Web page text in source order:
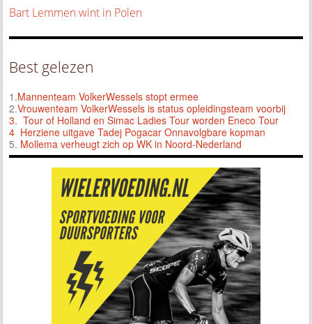
Bart Lemmen wint in Polen
Best gelezen
1.Mannenteam VolkerWessels stopt ermee
2.Vrouwenteam VolkerWessels is status opleidingsteam voorbij
3. Tour of Holland en Simac Ladies Tour worden Eneco Tour
4 Herziene uitgave Tadej Pogacar Onnavolgbare kopman
5. Mollema verheugt zich op WK in Noord-Nederland